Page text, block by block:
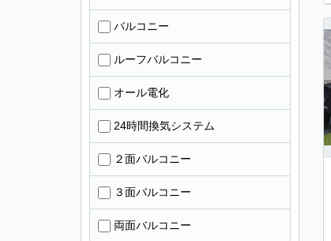
バルコニー
ルーフバルコニー
オール電化
24時間換気システム
２面バルコニー
３面バルコニー
両面バルコニー